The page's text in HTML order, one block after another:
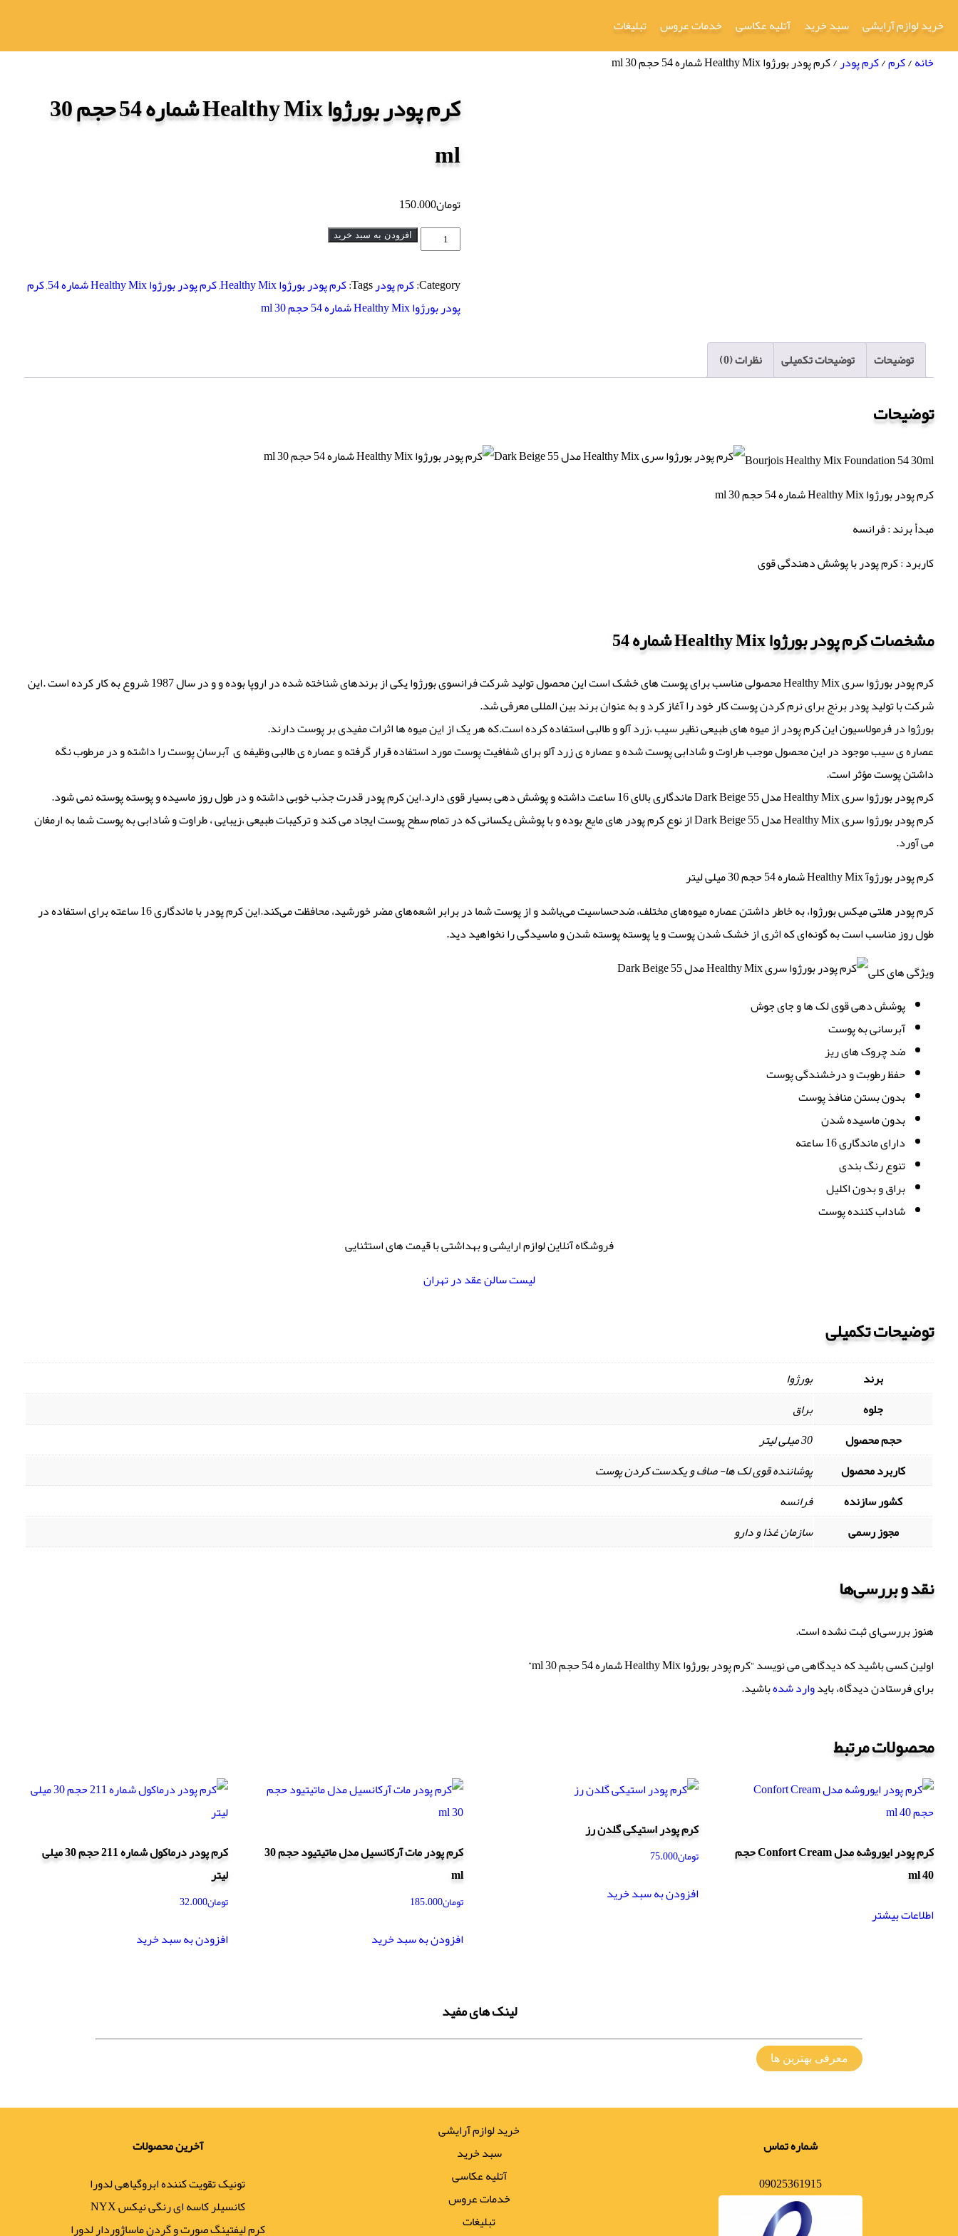
خرید لوازم آرایشی سبد خرید آتلیه عکاسی خدمات عروس تبلیغات
خانه/کرم/کرم پودر/ کرم پودر بورژوا Healthy Mix شماره 54 حجم 30 ml
کرم پودر بورژوا Healthy Mix شماره 54 حجم 30
ml
تومان150.000
کرم
بورژوا
Healthy
54
عدد
افزودن به سبد خرید
Category: کرم پودرTags: کرم پودر بورژوا Healthy Mix ,کرم پودر بورژوا Healthy Mix شماره 54 ,کرم
پودر بورژوا Healthy Mix شماره 54 حجم 30 ml
توضیحات توضیحات تکمیلی نظرات (0)
توضیحات
Bourjois Healthy Mix Foundation 54 30ml
کرم پودر بورژوا Healthy Mix شماره 54 حجم 30 ml
مبدأ برند : فرانسه
کاربرد : کرم پودر با پوشش دهندگی قوی
مشخصات کرم پودر بورژوا Healthy Mix شماره 54
کرم پودر بورژوا سری Healthy Mix محصولی مناسب برای پوست های خشک است این محصول تولید شرکت فرانسوی بورژوا یکی از برندهای شناخته شده در اروپا بوده و و در سال 1987 شروع به کار کرده است .این
شرکت با تولید پودر برنج برای نرم کردن پوست کار خود را آغاز کرد و به عنوان برند بین المللی معرفی شد.
بورژوا در فرمولاسیون این کرم پودر از میوه های طبیعی نظیر سیب ،زرد آلو و طالبی استفاده کرده است.که هر یک از این میوه ها اثرات مفیدی بر پوست دارند.
عصاره ی سیب موجود در این محصول موجب طراوت و شادابی پوست شده و عصاره ی زرد آلو برای شفافیت پوست مورد استفاده قرار گرفته و عصاره ی طالبی وظیفه ی آبرسان پوست را داشته و در مرطوب نگه
داشتن پوست مؤثر است.
کرم پودر بورژوا سری Healthy Mix مدل Dark Beige 55 ماندگاری بالای 16 ساعت داشته و پوشش دهی بسیار قوی دارد.این کرم پودر قدرت جذب خوبی داشته و در طول روز ماسیده و پوسته پوسته نمی شود.
کرم پودر بورژوا سری Healthy Mix مدل Dark Beige 55 از نوع کرم پودر های مایع بوده و با پوشش یکسانی که در تمام سطح پوست ایجاد می کند و ترکیبات طبیعی ،زیبایی ، طراوت و شادابی به پوست شما به ارمغان
می آورد.
کرم پودر بورژوآ Healthy Mix شماره 54 حجم 30 میلی لیتر
کرم پودر هلتی میکس بورژوا، به خاطر داشتن عصاره میوه‌های مختلف، ضدحساسیت می‌باشد و از پوست شما در برابر اشعه‌های مضر خورشید، محافظت می‌کند.این کرم پودر با ماندگاری 16 ساعته برای استفاده در
طول روز مناسب است به‌ گونه‌ای که اثری از خشک شدن پوست و یا پوسته‌ پوسته شدن و ماسیدگی را نخواهید دید.
ویژگی های کلی
پوشش دهی قوی لک ها و جای جوش
آبرسانی به پوست
ضد چروک های ریز
حفظ رطوبت و درخشندگی پوست
بدون بستن منافذ پوست
بدون ماسیده شدن
دارای ماندگاری 16 ساعته
تنوع رنگ بندی
براق و بدون اکلیل
شاداب کننده پوست
فروشگاه آنلاین لوازم ارایشی و بهداشتی با قیمت های استثنایی
لیست سالن عقد در تهران
توضیحات تکمیلی
برند
بورژوا
جلوه
براق
حجم محصول
30 میلی لیتر
کاربرد محصول
پوشاننده قوی لک ها- صاف و یکدست کردن پوست
کشور سازنده
فرانسه
مجوز رسمی
سازمان غذا و دارو
نقد و بررسی‌ها
هنوز بررسی‌ای ثبت نشده است.
اولین کسی باشید که دیدگاهی می نویسد “کرم پودر بورژوا Healthy Mix شماره 54 حجم 30 ml”
برای فرستادن دیدگاه، بایدوارد شدهباشید.
محصولات مرتبط
کرم پودر ایوروشه مدل Confort Cream حجم
40 ml
اطلاعات بیشتر
کرم پودر استیکی گلدن رز
تومان75.000
افزودن به سبد خرید
کرم پودر مات آرکانسیل مدل ماتیتیود حجم 30
ml
تومان185.000
افزودن به سبد خرید
کرم پودر درماکول شماره 211 حجم 30 میلی
لیتر
تومان32.000
افزودن به سبد خرید
لینک های مفید
معرفی بهترین ها
شماره تماس
09025361915
خرید لوازم آرایشی
سبد خرید
آتلیه عکاسی
خدمات عروس
تبلیغات
آخرین محصولات
تونیک تقویت کننده ابروگیاهی لدورا
کانسیلر کاسه ای رنگی نیکس NYX
کرم لیفتینگ صورت و گردن ماساژوردار لدورا